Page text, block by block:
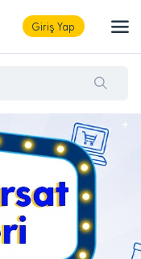
Giriş Yap